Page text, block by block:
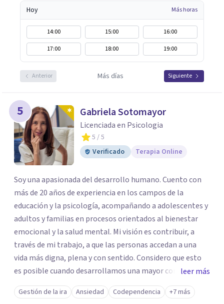
Hoy Más horas
14:00 15:00
16:00
17:00
18:00 19:00
Anterior Más días Siguiente
5 Gabriela Sotomayor
Licenciada en Psicologia
5 / 5
Verificado
Terapia Online
Soy una apasionada del desarrollo humano. Cuento con
más de 20 años de experiencia en los campos de la
educación y la psicología, acompañando a adolescentes y
adultos y familias en procesos orientados al bienestar
emocional y la salud mental. Mi visión es contribuir, a
través de mi trabajo, a que las personas accedan a una
vida más digna, plena y con sentido. Considero que esto
es posible cuando desarrollamos una mayor conciencia
de nuestro mundo interior y de la manera en que nuestras
experiencias influyen en nuestra forma de sentir, pensar y
leer más
Gestión de la ira Ansiedad Codependencia +7 más